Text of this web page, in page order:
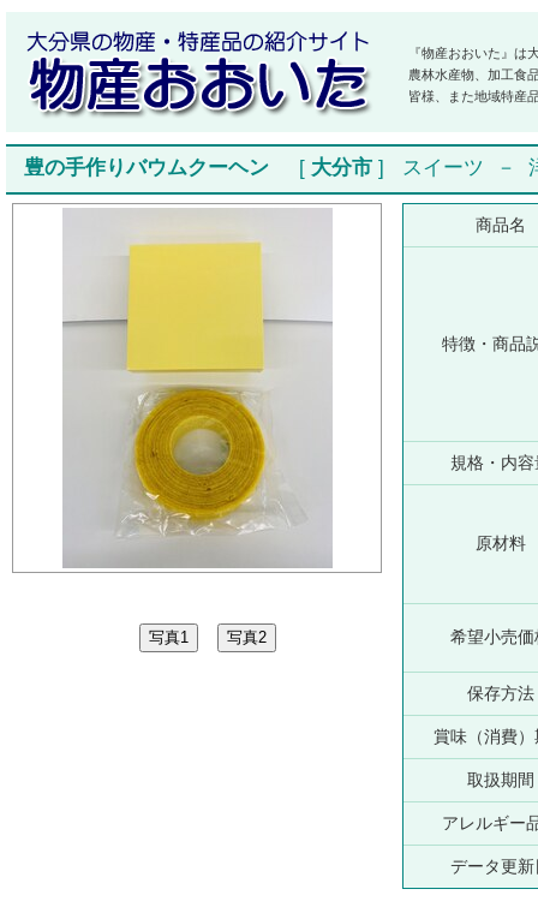
『物産おおいた』は
農林水産物、加工食
皆様、また地域特産
豊の手作りバウムクーヘン [ 大分市 ] スイーツ －
商品名
特徴・商品
規格・内容
原材料
希望小売価
保存方法
賞味（消費）
取扱期間
アレルギー
データ更新